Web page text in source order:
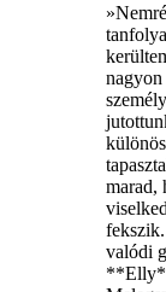
marad,
valódi